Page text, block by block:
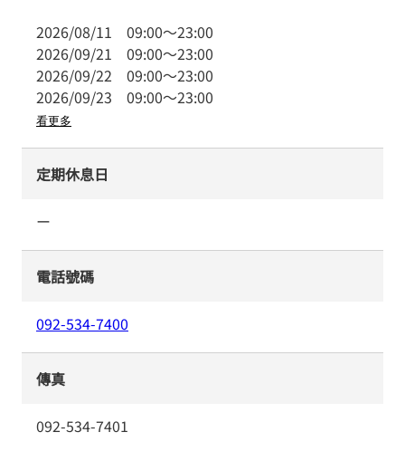
2026/08/11 09:00～23:00
2026/09/21 09:00～23:00
2026/09/22 09:00～23:00
2026/09/23 09:00～23:00
看更多
定期休息日
ー
電話號碼
092-534-7400
傳真
092-534-7401